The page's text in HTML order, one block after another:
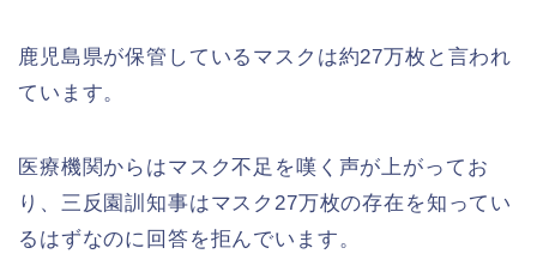
鹿児島県が保管しているマスクは約27万枚と言われ
ています。
医療機関からはマスク不足を嘆く声が上がってお
り、三反園訓知事はマスク27万枚の存在を知ってい
るはずなのに回答を拒んでいます。